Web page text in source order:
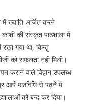
ख्याति अर्जित करने
काशी की संस्कृत पाठशाला में
गया था, किन्तु
को सफलता नहीं मिली।
कराने वाले विद्वान् उपलब्ध
आर्ष पाठविधि से पढ़ने में
को बन्द कर दिया।